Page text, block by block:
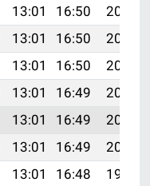
13:01 16:50
20:05
13:01 16:50
20:04
13:01 16:50
20:03
13:01 16:49
20:02
13:01 16:49
20:01
13:01 16:49
20:00
13:01 16:48
19:58